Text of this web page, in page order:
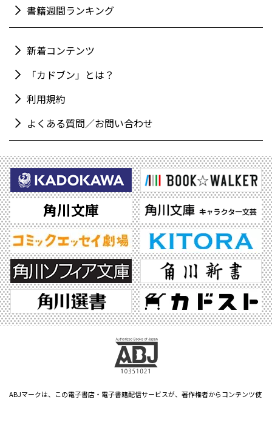
書籍週間ランキング
新着コンテンツ
「カドブン」とは？
利用規約
よくある質問／お問い合わせ
ABJマークは、この電子書店・電子書籍配信サービスが、著作権者からコンテンツ使